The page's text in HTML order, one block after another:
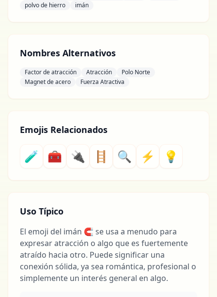
polvo de hierro
imán
Nombres Alternativos
Factor de atracción Atracción
Polo Norte
Magnet de acero
Fuerza Atractiva
Emojis Relacionados
🧪 🧰 🔌 🪜 🔍 ⚡ 💡
Uso Típico
El emoji del imán 🧲 se usa a menudo para
expresar atracción o algo que es fuertemente
atraído hacia otro. Puede significar una
conexión sólida, ya sea romántica, profesional o
simplemente un interés general en algo.